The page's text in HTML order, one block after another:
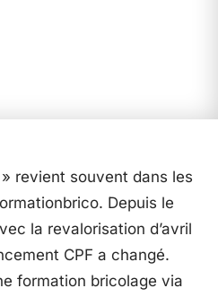
revient souvent dans les
Depuis le
la revalorisation d’avril
CPF a changé.
formation bricolage via